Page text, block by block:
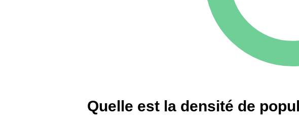
Quelle est la densité de